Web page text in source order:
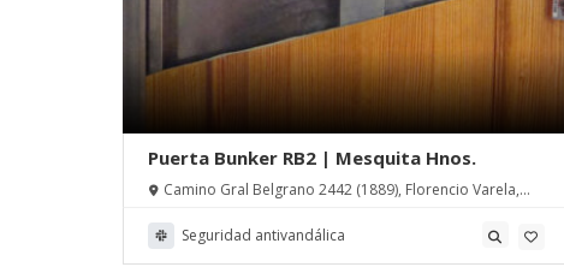
Puerta Bunker RB2 | Mesquita Hnos.
Camino Gral Belgrano 2442 (1889), Florencio Varela,
Seguridad antivandálica